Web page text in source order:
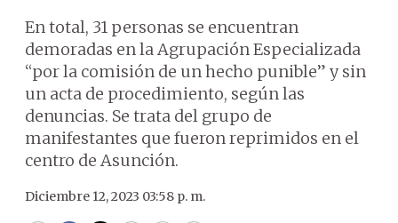
En total, 31 personas se encuentran
demoradas en la Agrupación Especializada
“por la comisión de un hecho punible” y sin
un acta de procedimiento, según las
denuncias. Se trata del grupo de
manifestantes que fueron reprimidos en el
centro de Asunción.
Diciembre 12, 2023 03:58 p. m.